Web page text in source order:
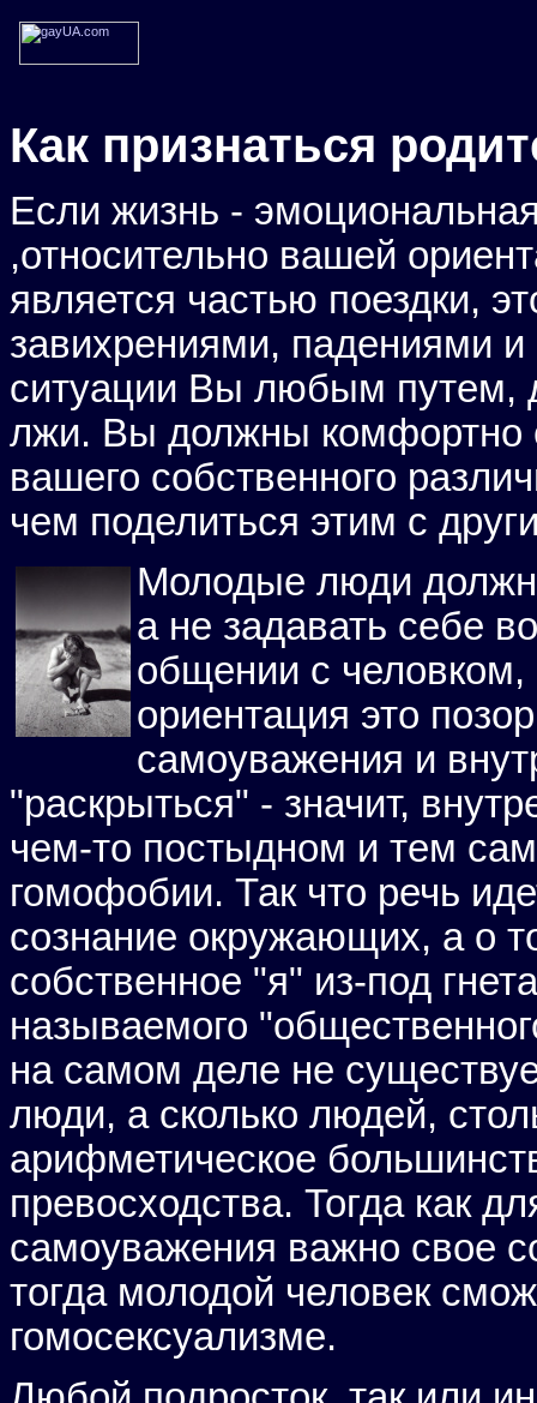
Как признаться
Если жизнь -
,относительно вашей
является частью поездки,
завихрениями, падениями
ситуации Вы любым путем,
лжи. Вы должны комфортно
вашего собственного
чем поделиться этим с
Молодые люди
а не задавать себе
общении с человком,
ориентация это
самоуважения и
"раскрыться" - значит,
чем-то постыдном и тем
гомофобии. Так что речь
сознание окружающих, а о
собственное "я" из-под
называемого
на самом деле не
люди, а сколько людей,
арифметическое
превосходства. Тогда как
самоуважения важно свое
тогда молодой человек
гомосексуализме.